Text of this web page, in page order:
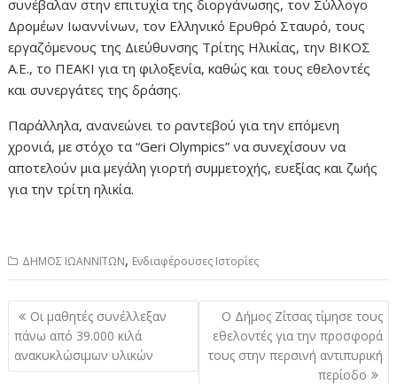
συνέβαλαν στην επιτυχία της διοργάνωσης, τον Σύλλογο
Δρομέων Ιωαννίνων, τον Ελληνικό Ερυθρό Σταυρό, τους
εργαζόμενους της Διεύθυνσης Τρίτης Ηλικίας, την ΒΙΚΟΣ
Α.Ε., το ΠΕΑΚΙ για τη φιλοξενία, καθώς και τους εθελοντές
και συνεργάτες της δράσης.
Παράλληλα, ανανεώνει το ραντεβού για την επόμενη
χρονιά, με στόχο τα “Geri Olympics” να συνεχίσουν να
αποτελούν μια μεγάλη γιορτή συμμετοχής, ευεξίας και ζωής
για την τρίτη ηλικία.
ΔΗΜΟΣ ΙΩΑΝΝΙΤΩΝ, Ενδιαφέρουσες Ιστορίες
Πλοήγηση
άρθρων
Οι μαθητές συνέλλεξαν
πάνω από 39.000 κιλά
ανακυκλώσιμων υλικών
Ο Δήμος Ζίτσας τίμησε τους
εθελοντές για την προσφορά
τους στην περσινή αντιπυρική
περίοδο